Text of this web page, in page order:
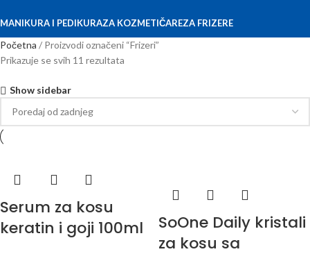
MANIKURA I PEDIKURAZA KOZMETIČAREZA FRIZERE
Početna
Proizvodi označeni “Frizeri”
Prikazuje se svih 11 rezultata
Show sidebar
Serum za kosu
keratin i goji 100ml
SoOne Daily kristali
za kosu sa